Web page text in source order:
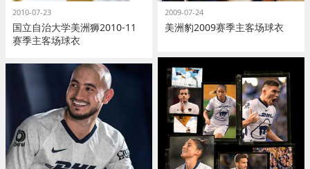
2010-07-23
国立自治大学美洲狮2010-11
赛季主客场球衣
2009-07-24
美洲豹2009赛季主客场球衣